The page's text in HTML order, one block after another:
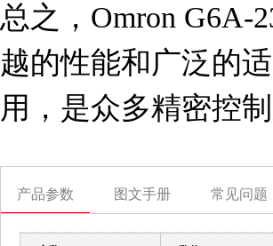
总之，Omron G6A-
越的性能和广泛的
用，是众多精密控
产品参数 图文手册 常见问题